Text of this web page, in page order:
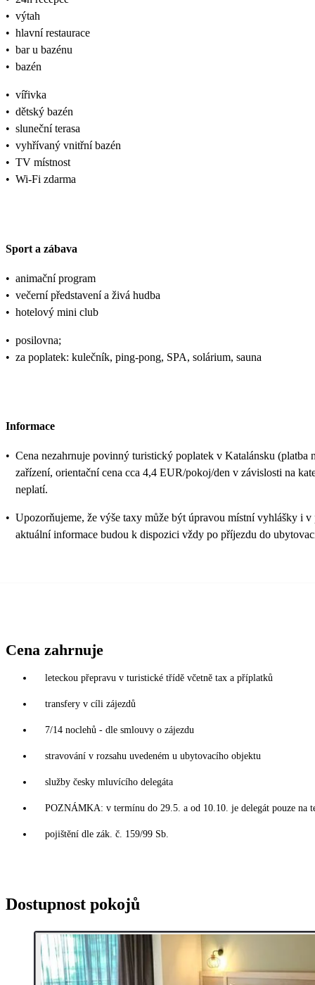
• výtah
• hlavní restaurace
• bar u bazénu
• bazén
• vířivka
• dětský bazén
• sluneční terasa
• vyhřívaný vnitřní bazén
• TV místnost
• Wi-Fi zdarma
Sport a zábava
• animační program
• večerní představení a živá hudba
• hotelový mini club
• posilovna;
• za poplatek: kulečník, ping-pong, SPA, solárium, sauna
Informace
• Cena nezahrnuje povinný turistický poplatek v Katalánsku (platba
zařízení, orientační cena cca 4,4 EUR/pokoj/den v závislosti na
neplatí.
• Upozorňujeme, že výše taxy může být úpravou místní vyhlášky i
aktuální informace budou k dispozici vždy po příjezdu do
Cena zahrnuje
leteckou přepravu v turistické třídě včetně tax a příplatků
transfery v cíli zájezdů
7/14 noclehů - dle smlouvy o zájezdu
stravování v rozsahu uvedeném u ubytovacího objektu
služby česky mluvícího delegáta
POZNÁMKA: v termínu do 29.5. a od 10.10. je delegát pouze na
pojištění dle zák. č. 159/99 Sb.
Dostupnost pokojů